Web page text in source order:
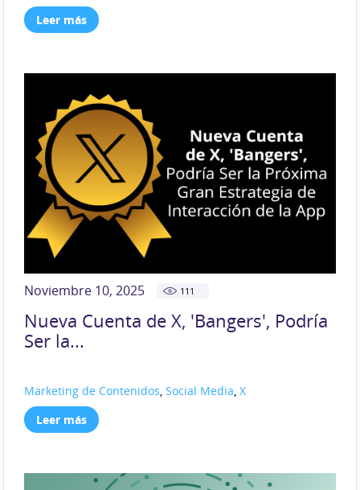
Leer más
Noviembre 10, 2025 111
Nueva Cuenta de X, 'Bangers', Podría
Ser la...
Marketing de Contenidos,Social Media,X
Leer más